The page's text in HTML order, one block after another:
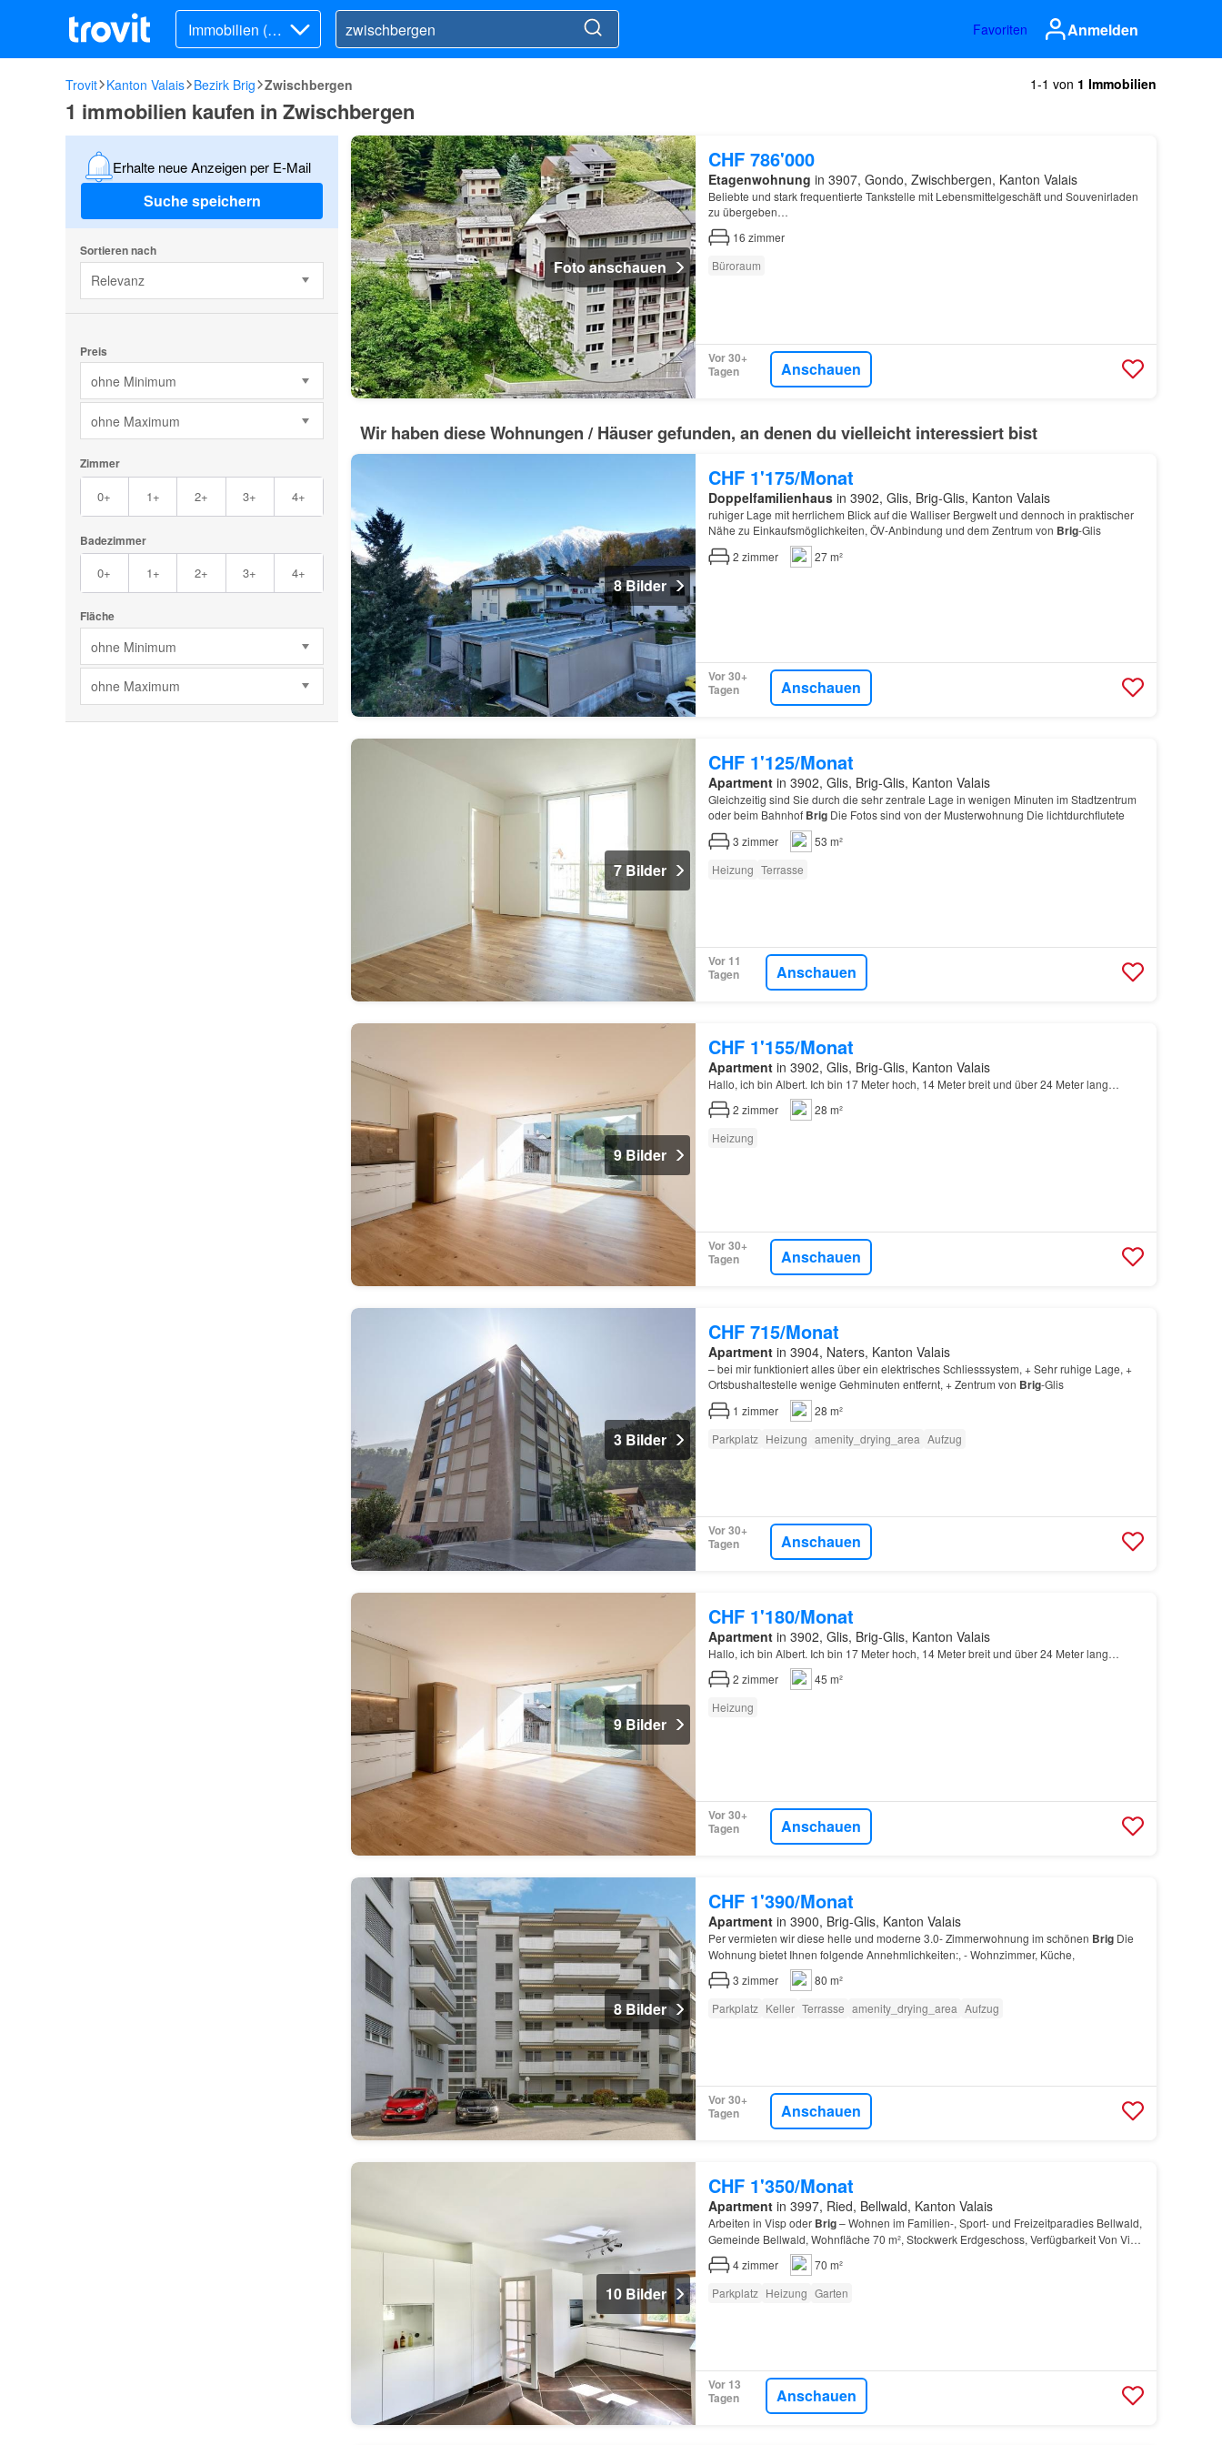
Immobilien (Ka
uf)
Favoriten Anmelden
Trovit Kanton Valais Bezirk Brig Zwischbergen 1-1 von 1 Immobilien
1 immobilien kaufen in Zwischbergen
Erhalte neue Anzeigen per E-Mail
Suche speichern
Sortieren nach
Relevanz
Preis
ohne Minimum
ohne Maximum
Zimmer
0+ 1+ 2+ 3+ 4+
Badezimmer
0+ 1+ 2+ 3+ 4+
Fläche
ohne Minimum
ohne Maximum
Foto anschauen
CHF 786'000
Etagenwohnung in 3907, Gondo, Zwischbergen, Kanton Valais
Beliebte und stark frequentierte Tankstelle mit Lebensmittelgeschäft und Souvenirladen
zu übergeben…
16 zimmer
Büroraum
Vor 30+
Tagen
Anschauen
Wir haben diese Wohnungen / Häuser gefunden, an denen du vielleicht interessiert bist
8 Bilder
CHF 1'175/Monat
Doppelfamilienhausin 3902, Glis, Brig-Glis, Kanton Valais
ruhiger Lage mit herrlichem Blick auf die Walliser Bergwelt und dennoch in praktischer
Nähe zu Einkaufsmöglichkeiten, ÖV-Anbindung und dem Zentrum von Brig-Glis
2 zimmer 27 m²
Vor 30+
Tagen
Anschauen
7 Bilder
CHF 1'125/Monat
Apartmentin 3902, Glis, Brig-Glis, Kanton Valais
Gleichzeitig sind Sie durch die sehr zentrale Lage in wenigen Minuten im Stadtzentrum
oder beim Bahnhof BrigDie Fotos sind von der Musterwohnung Die lichtdurchflutete
3 zimmer
53 m²
Heizung Terrasse
Vor 11
Tagen
Anschauen
9 Bilder
CHF 1'155/Monat
Apartmentin 3902, Glis, Brig-Glis, Kanton Valais
Hallo, ich bin Albert. Ich bin 17 Meter hoch, 14 Meter breit und über 24 Meter lang…
2 zimmer
28 m²
Heizung
Vor 30+
Tagen
Anschauen
3 Bilder
CHF 715/Monat
Apartmentin 3904, Naters, Kanton Valais
– bei mir funktioniert alles über ein elektrisches Schliesssystem, + Sehr ruhige Lage, +
Ortsbushaltestelle wenige Gehminuten entfernt, + Zentrum von Brig-Glis
1 zimmer
28 m²
Parkplatz Heizung amenity_drying_area Aufzug
Vor 30+
Tagen
Anschauen
9 Bilder
CHF 1'180/Monat
Apartmentin 3902, Glis, Brig-Glis, Kanton Valais
Hallo, ich bin Albert. Ich bin 17 Meter hoch, 14 Meter breit und über 24 Meter lang…
2 zimmer
45 m²
Heizung
Vor 30+
Tagen
Anschauen
8 Bilder
CHF 1'390/Monat
Apartmentin 3900, Brig-Glis, Kanton Valais
Per vermieten wir diese helle und moderne 3.0- Zimmerwohnung im schönen BrigDie
Wohnung bietet Ihnen folgende Annehmlichkeiten:, - Wohnzimmer, Küche,
3 zimmer
80 m²
Parkplatz Keller Terrasse amenity_drying_area Aufzug
Vor 30+
Tagen
Anschauen
10 Bilder
CHF 1'350/Monat
Apartmentin 3997, Ried, Bellwald, Kanton Valais
Arbeiten in Visp oder Brig– Wohnen im Familien-, Sport- und Freizeitparadies Bellwald,
Gemeinde Bellwald, Wohnfläche 70 m², Stockwerk Erdgeschoss, Verfügbarkeit Von Visp
in 40 Minuten oder von
4zimmer
70 m²
Parkplatz Heizung Garten
Vor 13
Tagen
Anschauen